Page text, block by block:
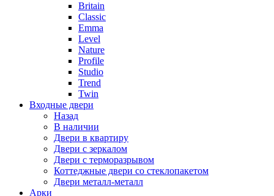
Britain
Classic
Emma
Level
Nature
Profile
Studio
Trend
Twin
Входные двери
Назад
В наличии
Двери в квартиру
Двери с зеркалом
Двери с терморазрывом
Коттеджные двери со стеклопакетом
Двери металл-металл
Арки